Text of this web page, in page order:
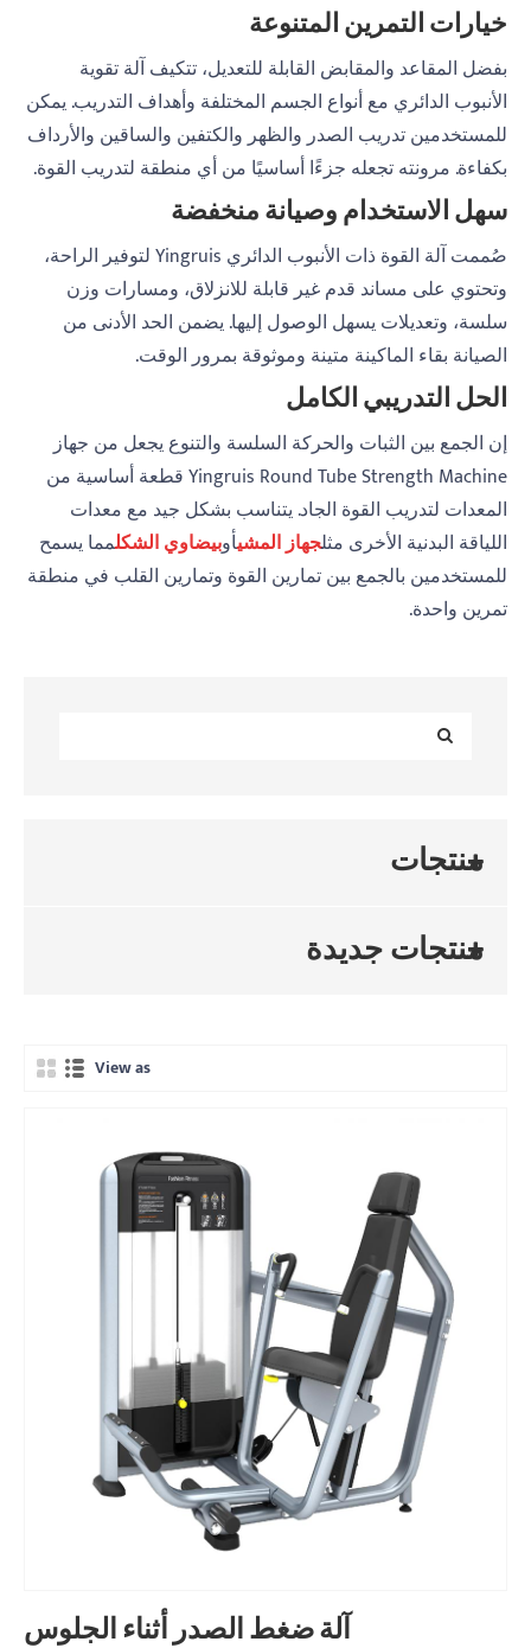
خيارات التمرين المتنوعة
بفضل المقاعد والمقابض القابلة للتعديل، تتكيف آلة تقوية
الأنبوب الدائري مع أنواع الجسم المختلفة وأهداف التدريب. يمكن
للمستخدمين تدريب الصدر والظهر والكتفين والساقين والأرداف
بكفاءة. مرونته تجعله جزءًا أساسيًا من أي منطقة لتدريب القوة.
سهل الاستخدام وصيانة منخفضة
صُممت آلة القوة ذات الأنبوب الدائري Yingruis لتوفير الراحة،
وتحتوي على مساند قدم غير قابلة للانزلاق، ومسارات وزن
سلسة، وتعديلات يسهل الوصول إليها. يضمن الحد الأدنى من
الصيانة بقاء الماكينة متينة وموثوقة بمرور الوقت.
الحل التدريبي الكامل
إن الجمع بين الثبات والحركة السلسة والتنوع يجعل من جهاز
Yingruis Round Tube Strength Machine قطعة أساسية من
المعدات لتدريب القوة الجاد. يتناسب بشكل جيد مع معدات
اللياقة البدنية الأخرى مثلجهاز المشيأوبيضاوي الشكلمما يسمح
للمستخدمين بالجمع بين تمارين القوة وتمارين القلب في منطقة
تمرين واحدة.
منتجات
منتجات جديدة
View as
آلة ضغط الصدر أثناء الجلوس